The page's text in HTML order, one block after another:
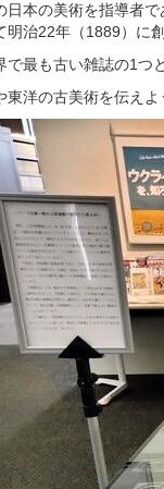
本の美術を指導者
明治22年（1889）
最も古い雑誌の1つ
洋の古美術を伝え